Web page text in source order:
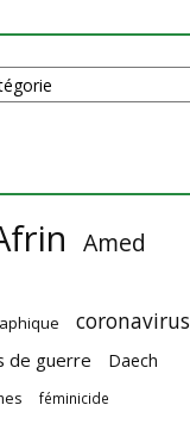
Amed
coronavirus
de guerre Daech
féminicide